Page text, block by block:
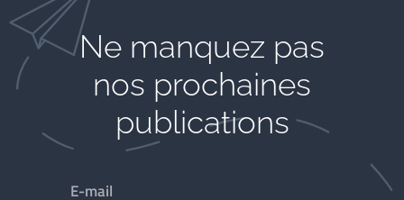
Ne manquez pas
nos prochaines
publications